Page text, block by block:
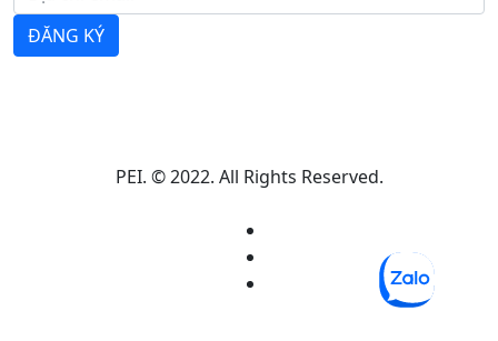
ĐĂNG KÝ
PEI. © 2022. All Rights Reserved.